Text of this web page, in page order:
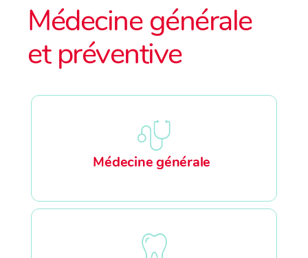
Médecine générale
et préventive
Médecine générale